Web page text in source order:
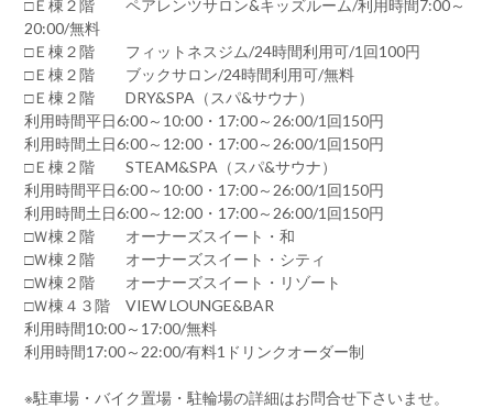
□Ｅ棟２階 ペアレンツサロン&キッズルーム/利用時間7:00～
20:00/無料
□Ｅ棟２階 フィットネスジム/24時間利用可/1回100円
□Ｅ棟２階 ブックサロン/24時間利用可/無料
□Ｅ棟２階 DRY&SPA（スパ&サウナ）
利用時間平日6:00～10:00・17:00～26:00/1回150円
利用時間土日6:00～12:00・17:00～26:00/1回150円
□Ｅ棟２階 STEAM&SPA（スパ&サウナ）
利用時間平日6:00～10:00・17:00～26:00/1回150円
利用時間土日6:00～12:00・17:00～26:00/1回150円
□Ｗ棟２階 オーナーズスイート・和
□Ｗ棟２階 オーナーズスイート・シティ
□Ｗ棟２階 オーナーズスイート・リゾート
□Ｗ棟４３階 VIEW LOUNGE&BAR
利用時間10:00～17:00/無料
利用時間17:00～22:00/有料1ドリンクオーダー制
※駐車場・バイク置場・駐輪場の詳細はお問合せ下さいませ。